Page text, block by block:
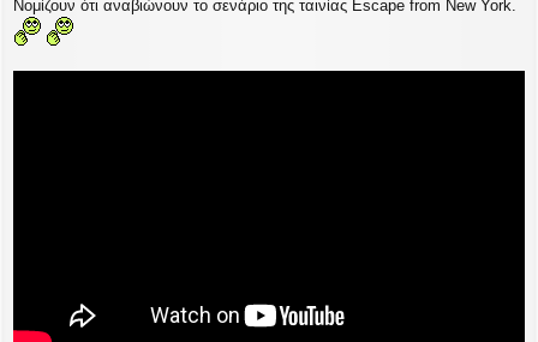
Νομίζουν ότι αναβιώνουν το σενάριο της ταινίας Escape from New York.